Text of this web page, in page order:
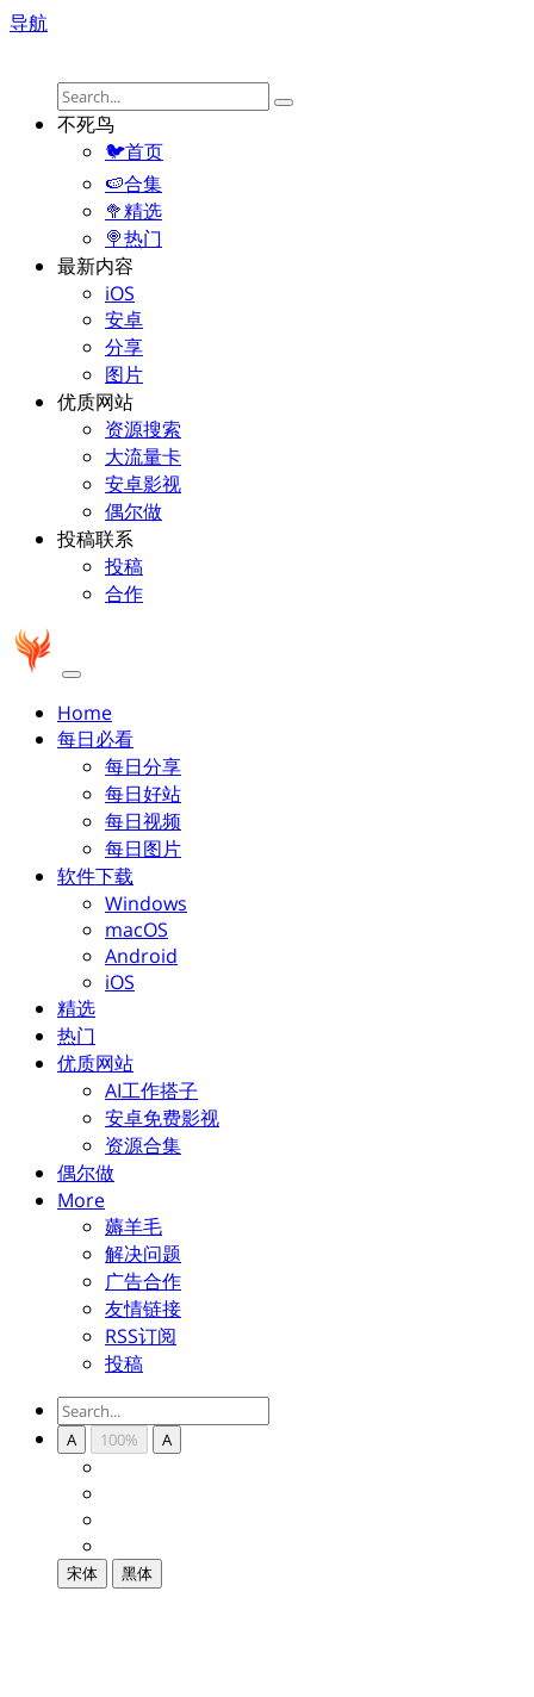
导航
不死鸟
🐦首页
🍉合集
🥦精选
🍭热门
最新内容
iOS
安卓
分享
图片
优质网站
资源搜索
大流量卡
安卓影视
偶尔做
投稿联系
投稿
合作
Home
每日必看
每日分享
每日好站
每日视频
每日图片
软件下载
Windows
macOS
Android
iOS
精选
热门
优质网站
AI工作搭子
安卓免费影视
资源合集
偶尔做
More
薅羊毛
解决问题
广告合作
友情链接
RSS订阅
投稿
A 100% A
宋体 黑体